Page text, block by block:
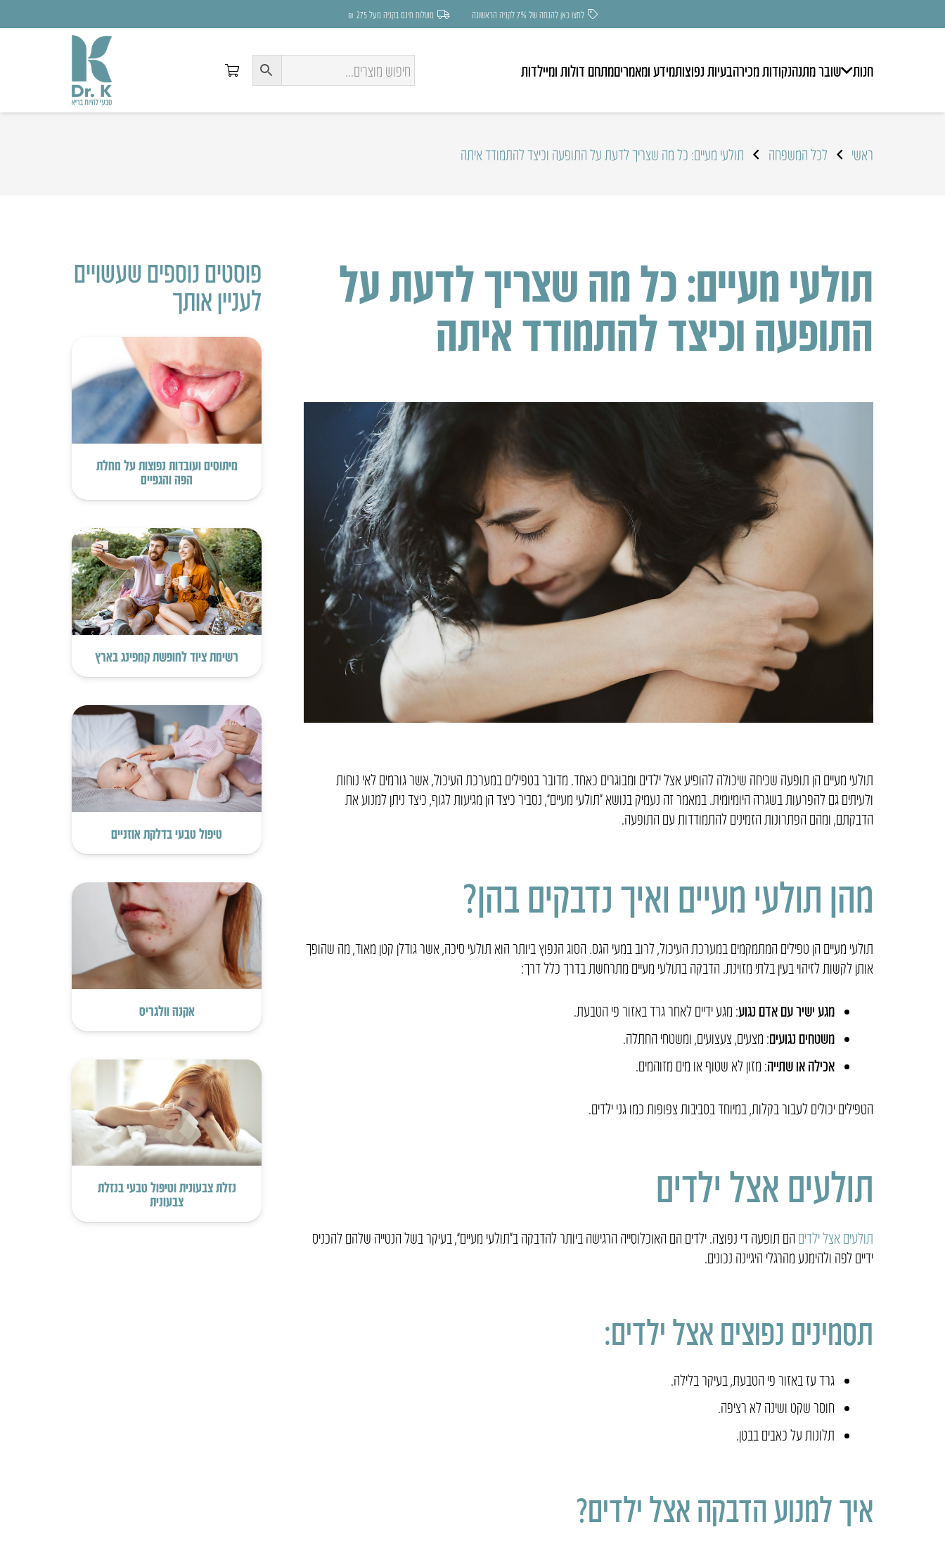
לחצו כאן להנחה של 7% לקניה הראשונה משלוח חינם בקניה מעל 275 ₪
חנות שובר מתנהנקודות מכירהבעיות נפוצותמידע ומאמריםמתחם דולות ומיילדות
ראשי לכל המשפחה תולעי מעיים: כל מה שצריך לדעת על התופעה וכיצד להתמודד איתה
תולעי מעיים: כל מה שצריך לדעת על
התופעה וכיצד להתמודד איתה
תולעי מעיים הן תופעה שכיחה שיכולה להופיע אצל ילדים ומבוגרים כאחד. מדובר בטפילים במערכת העיכול, אשר גורמים לאי נוחות
ולעיתים גם להפרעות בשגרה היומיומית. במאמר זה נעמיק בנושא “תולעי מעיים”, נסביר כיצד הן מגיעות לגוף, כיצד ניתן למנוע את
הדבקתם, ומהם הפתרונות הזמינים להתמודדות עם התופעה.
מהן תולעי מעיים ואיך נדבקים בהן?
תולעי מעיים הן טפילים המתמקמים במערכת העיכול, לרוב במעי הגס. הסוג הנפוץ ביותר הוא תולעי סיכה, אשר גודלן קטן מאוד, מה שהופך
אותן לקשות לזיהוי בעין בלתי מזוינת. הדבקה בתולעי מעיים מתרחשת בדרך כלל דרך:
מגע ישיר עם אדם נגוע: מגע ידיים לאחר גרד באזור פי הטבעת.
משטחים נגועים: מצעים, צעצועים, ומשטחי החתלה.
אכילה או שתייה: מזון לא שטוף או מים מזוהמים.
הטפילים יכולים לעבור בקלות, במיוחד בסביבות צפופות כמו גני ילדים.
תולעים אצל ילדים
תולעים אצל ילדים הם תופעה די נפוצה. ילדים הם האוכלוסייה הרגישה ביותר להדבקה ב“תולעי מעיים”, בעיקר בשל הנטייה שלהם להכניס
ידיים לפה ולהימנע מהרגלי היגיינה נכונים.
תסמינים נפוצים אצל ילדים:
גרד עז באזור פי הטבעת, בעיקר בלילה.
חוסר שקט ושינה לא רציפה.
תלונות על כאבים בבטן.
איך למנוע הדבקה אצל ילדים?
פוסטים נוספים שעשויים
לעניין אותך
מיתוסים ועובדות נפוצות על מחלת
הפה והגפיים
רשימת ציוד לחופשת קמפינג בארץ
טיפול טבעי בדלקת אוזניים
אקנה וולגריס
נזלת צבעונית וטיפול טבעי בנזלת
צבעונית